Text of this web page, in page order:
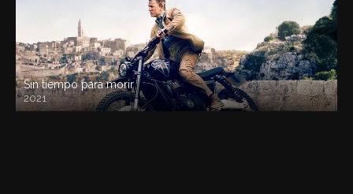
Sin tiempo para morir
2021